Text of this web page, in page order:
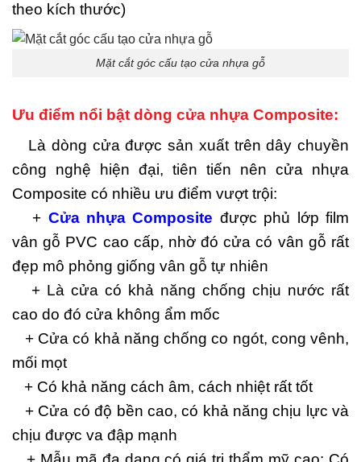
theo kích thước)
Mặt cắt góc cấu tạo cửa nhựa gỗ
Ưu điểm nổi bật dòng cửa nhựa Composite:
Là dòng cửa được sản xuất trên dây chuyền
công nghệ hiện đại, tiên tiến nên cửa nhựa
Composite có nhiều ưu điểm vượt trội:
+ Cửa nhựa Composite được phủ lớp film
vân gỗ PVC cao cấp, nhờ đó cửa có vân gỗ rất
đẹp mô phỏng giống vân gỗ tự nhiên
+ Là cửa có khả năng chống chịu nước rất
cao do đó cửa không ẩm mốc
+ Cửa có khả năng chống co ngót, cong vênh,
mối mọt
+ Có khả năng cách âm, cách nhiệt rất tốt
+ Cửa có độ bền cao, có khả năng chịu lực và
chịu được va đập mạnh